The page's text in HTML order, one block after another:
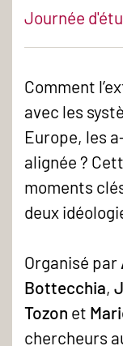
Journée
Comment
avec les
Europe, les
alignée ?
moments
deux
Organisé par
Bottecchia,
Tozon et
chercheurs